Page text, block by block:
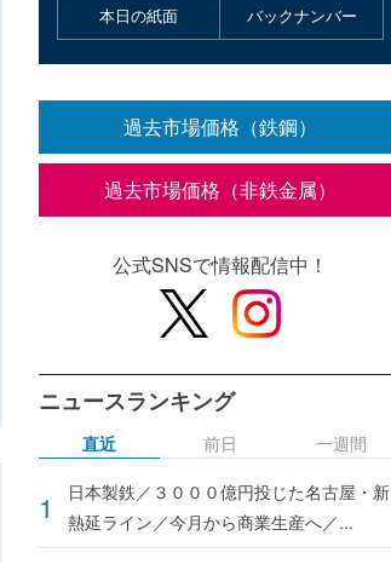
本日の紙面 バックナンバー
過去市場価格（鉄鋼）
過去市場価格（非鉄金属）
公式SNSで情報配信中！
ニュースランキング
直近
日本製鉄／３０００億円投じた名古屋・新
熱延ライン／今月から商業生産へ／...
前日 一週間